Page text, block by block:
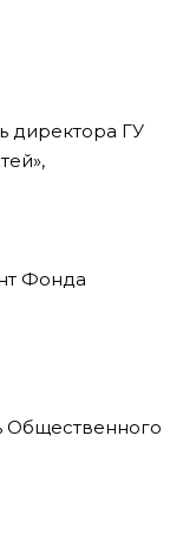
директора ГУ
Фонда